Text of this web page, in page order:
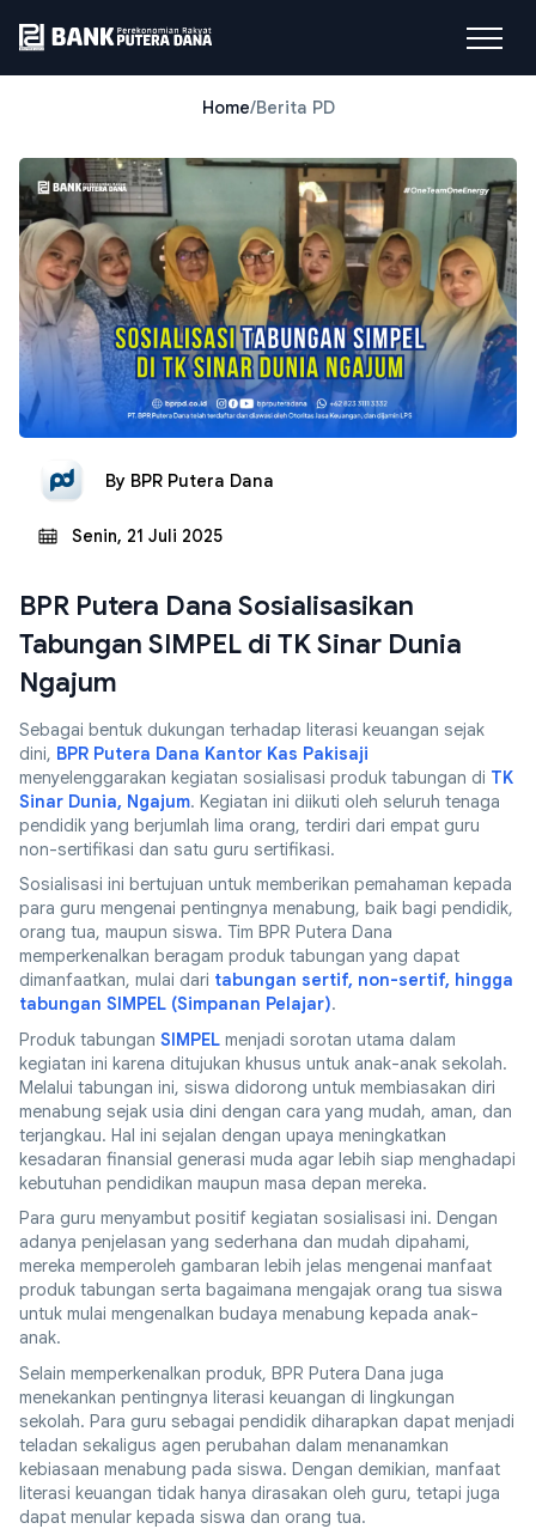
Home/Berita PD
By BPR Putera Dana
Senin, 21 Juli 2025
BPR Putera Dana Sosialisasikan
Tabungan SIMPEL di TK Sinar Dunia
Ngajum
Sebagai bentuk dukungan terhadap literasi keuangan sejak
dini, BPR Putera Dana Kantor Kas Pakisaji
menyelenggarakan kegiatan sosialisasi produk tabungan di TK
Sinar Dunia, Ngajum. Kegiatan ini diikuti oleh seluruh tenaga
pendidik yang berjumlah lima orang, terdiri dari empat guru
non-sertifikasi dan satu guru sertifikasi.
Sosialisasi ini bertujuan untuk memberikan pemahaman kepada
para guru mengenai pentingnya menabung, baik bagi pendidik,
orang tua, maupun siswa. Tim BPR Putera Dana
memperkenalkan beragam produk tabungan yang dapat
dimanfaatkan, mulai dari tabungan sertif, non-sertif, hingga
tabungan SIMPEL (Simpanan Pelajar).
Produk tabungan SIMPEL menjadi sorotan utama dalam
kegiatan ini karena ditujukan khusus untuk anak-anak sekolah.
Melalui tabungan ini, siswa didorong untuk membiasakan diri
menabung sejak usia dini dengan cara yang mudah, aman, dan
terjangkau. Hal ini sejalan dengan upaya meningkatkan
kesadaran finansial generasi muda agar lebih siap menghadapi
kebutuhan pendidikan maupun masa depan mereka.
Para guru menyambut positif kegiatan sosialisasi ini. Dengan
adanya penjelasan yang sederhana dan mudah dipahami,
mereka memperoleh gambaran lebih jelas mengenai manfaat
produk tabungan serta bagaimana mengajak orang tua siswa
untuk mulai mengenalkan budaya menabung kepada anak-
anak.
Selain memperkenalkan produk, BPR Putera Dana juga
menekankan pentingnya literasi keuangan di lingkungan
sekolah. Para guru sebagai pendidik diharapkan dapat menjadi
teladan sekaligus agen perubahan dalam menanamkan
kebiasaan menabung pada siswa. Dengan demikian, manfaat
literasi keuangan tidak hanya dirasakan oleh guru, tetapi juga
dapat menular kepada siswa dan orang tua.